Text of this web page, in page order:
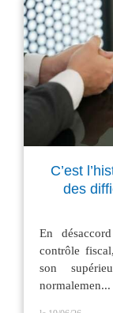
C’est
des
En
contrôle
son
normalemen...